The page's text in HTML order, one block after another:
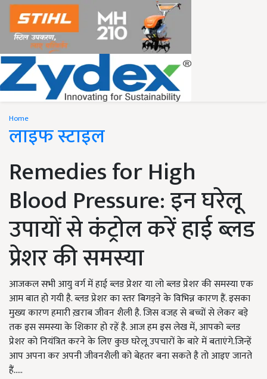
Home
लाइफ स्टाइल
Remedies for High
Blood Pressure: इन घरेलू
उपायों से कंट्रोल करें हाई ब्लड
प्रेशर की समस्या
आजकल सभी आयु वर्ग में हाई ब्लड प्रेशर या लो ब्लड प्रेशर की समस्या एक
आम बात हो गयी है. ब्लड प्रेशर का स्तर बिगड़ने के विभिन्न कारण हैं. इसका
मुख्य कारण हमारी ख़राब जीवन शैली है. जिस वजह से बच्चों से लेकर बड़े
तक इस समस्या के शिकार हो रहें है. आज हम इस लेख में, आपको ब्लड
प्रेशर को नियंत्रित करने के लिए कुछ घरेलू उपचारों के बारे में बताएंगे.जिन्हें
आप अपना कर अपनी जीवनशैली को बेहतर बना सकते है तो आइए जानते
हैं.....